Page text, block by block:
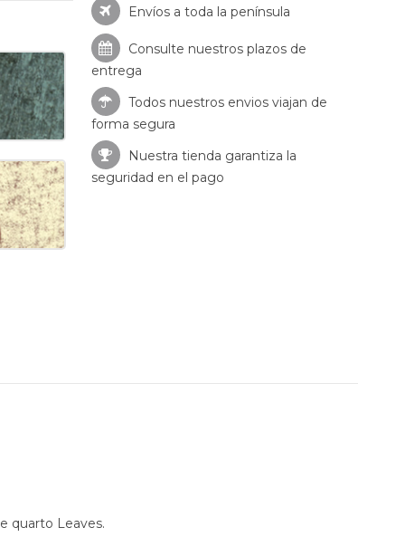
Envíos a toda la península
Consulte nuestros plazos de
entrega
Todos nuestros envios viajan de
forma segura
Nuestra tienda garantiza la
seguridad en el pago
quarto Leaves.